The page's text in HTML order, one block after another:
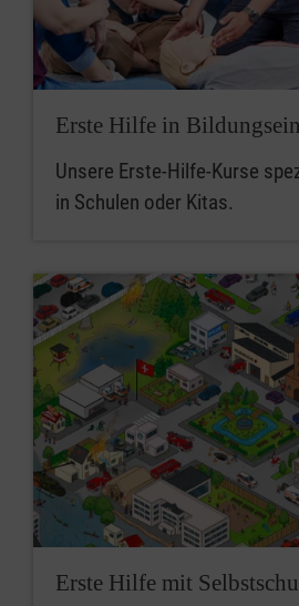
Erste Hilfe in
Unsere Erste-Hilfe-Kurse
in Schulen oder Kitas.
Erste Hilfe mit